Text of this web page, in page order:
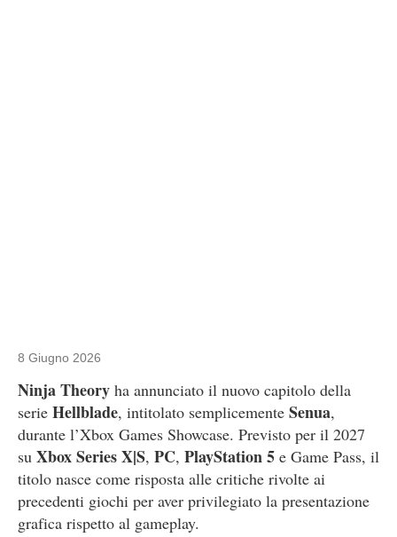
8 Giugno 2026
Ninja Theory ha annunciato il nuovo capitolo della
serie Hellblade, intitolato semplicemente Senua,
durante l’Xbox Games Showcase. Previsto per il 2027
su Xbox Series X|S, PC, PlayStation 5 e Game Pass, il
titolo nasce come risposta alle critiche rivolte ai
precedenti giochi per aver privilegiato la presentazione
grafica rispetto al gameplay.